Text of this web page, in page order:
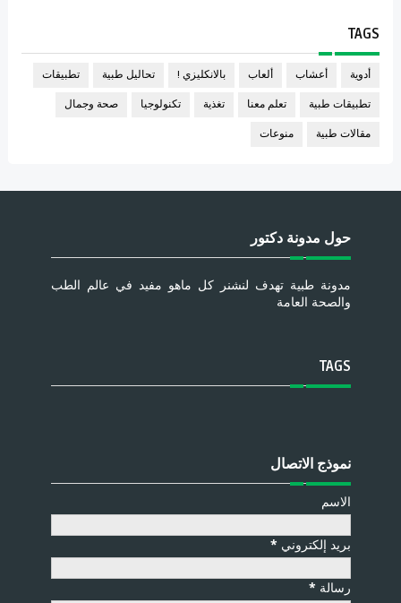
TAGS
أدوية أعشاب ألعاب بالانكليزي ! تحاليل طبية تطبيقات
تطبيقات طبية تعلم معنا تغذية تكنولوجيا صحة وجمال
مقالات طبية منوعات
حول مدونة دكتور
مدونة طبية تهدف لنشنر كل ماهو مفيد في عالم الطب
والصحة العامة
TAGS
نموذج الاتصال
الاسم
بريد إلكتروني *
رسالة *